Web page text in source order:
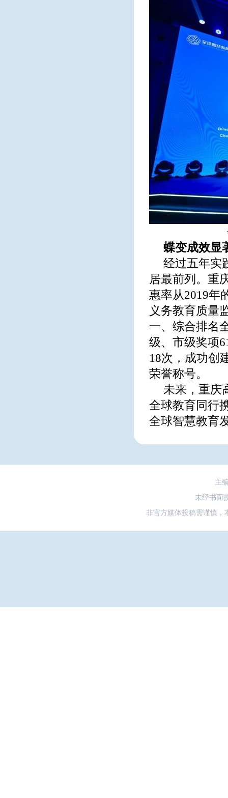
蝶变成效显
经过五年实
居最前列。重
惠率从2019年
义务教育质量
一、综合排名
级、市级奖项
18次，成功创
荣誉称号。
未来，重庆
全球教育同行
全球智慧教育
主
未经书面
非官方媒体投稿需谨慎，